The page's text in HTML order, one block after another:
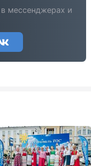
мессенджерах и